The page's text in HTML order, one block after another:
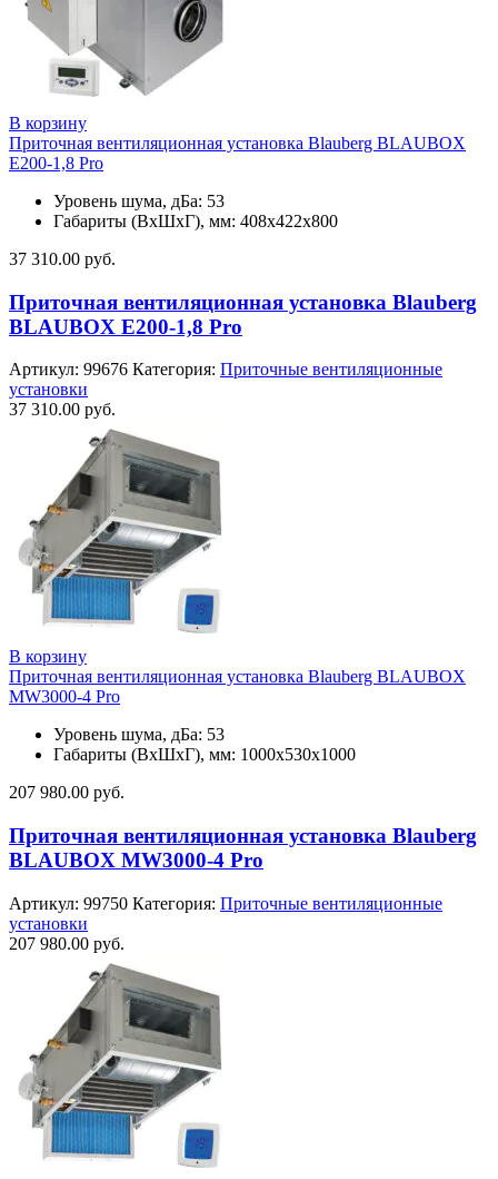
В корзину
Приточная вентиляционная установка Blauberg BLAUBOX
E200-1,8 Pro
Уровень шума, дБа: 53
Габариты (ВхШхГ), мм: 408х422х800
37 310.00 руб.
Приточная вентиляционная установка Blauberg
BLAUBOX E200-1,8 Pro
Артикул: 99676 Категория: Приточные вентиляционные
установки
37 310.00 руб.
В корзину
Приточная вентиляционная установка Blauberg BLAUBOX
MW3000-4 Pro
Уровень шума, дБа: 53
Габариты (ВхШхГ), мм: 1000х530х1000
207 980.00 руб.
Приточная вентиляционная установка Blauberg
BLAUBOX MW3000-4 Pro
Артикул: 99750 Категория: Приточные вентиляционные
установки
207 980.00 руб.